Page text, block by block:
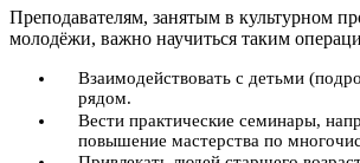
Преподавателям, занятым в культурном
молодёжи, важно научиться таким
Взаимодействовать с детьми
рядом.
Вести практические семинары,
повышение мастерства по